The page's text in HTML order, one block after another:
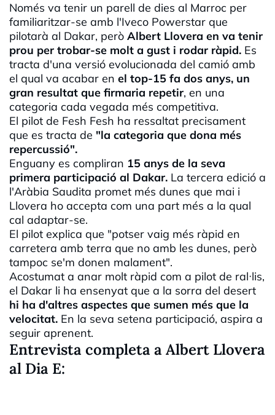
Només va tenir un parell de dies al Marroc per
familiaritzar-se amb l'Iveco Powerstar que
pilotarà al Dakar, però Albert Llovera en va tenir
prou per trobar-se molt a gust i rodar ràpid. Es
tracta d'una versió evolucionada del camió amb
el qual va acabar en el top-15 fa dos anys, un
gran resultat que firmaria repetir, en una
categoria cada vegada més competitiva.
El pilot de Fesh Fesh ha ressaltat precisament
que es tracta de "la categoria que dona més
repercussió".
Enguany es compliran 15 anys de la seva
primera participació al Dakar. La tercera edició a
l'Aràbia Saudita promet més dunes que mai i
Llovera ho accepta com una part més a la qual
cal adaptar-se.
El pilot explica que "potser vaig més ràpid en
carretera amb terra que no amb les dunes, però
tampoc se'm donen malament".
Acostumat a anar molt ràpid com a pilot de ral·lis,
el Dakar li ha ensenyat que a la sorra del desert
hi ha d'altres aspectes que sumen més que la
velocitat. En la seva setena participació, aspira a
seguir aprenent.
Entrevista completa a Albert Llovera
al Dia E: